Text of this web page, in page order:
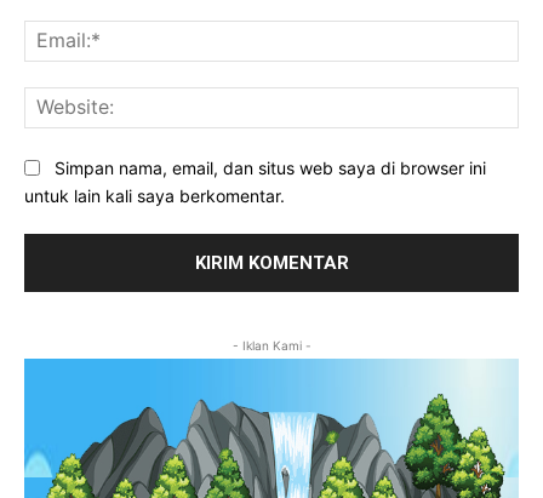
Simpan nama, email, dan situs web saya di browser ini
untuk lain kali saya berkomentar.
- Iklan Kami -